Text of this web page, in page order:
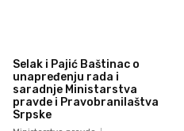
Selak i Pajić Baštinac o
unapređenju rada i
saradnje Ministarstva
pravde i Pravobranilaštva
Srpske